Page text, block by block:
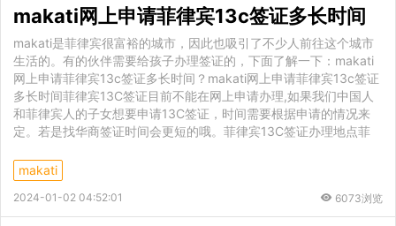
makati网上申请菲律宾13c签证多长时间
makati是菲律宾很富裕的城市，因此也吸引了不少人前往这个城市
生活的。有的伙伴需要给孩子办理签证的，下面了解一下：makati
网上申请菲律宾13c签证多长时间？makati网上申请菲律宾13c签证
多长时间菲律宾13C签证目前不能在网上申请办理,如果我们中国人
和菲律宾人的子女想要申请13C签证，时间需要根据申请的情况来
定。若是找华商签证时间会更短的哦。菲律宾13C签证办理地点菲
makati
2024-01-02 04:52:01 6073浏览